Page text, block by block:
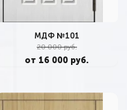
МДФ №101
20 000 руб.
от 16 000 руб.